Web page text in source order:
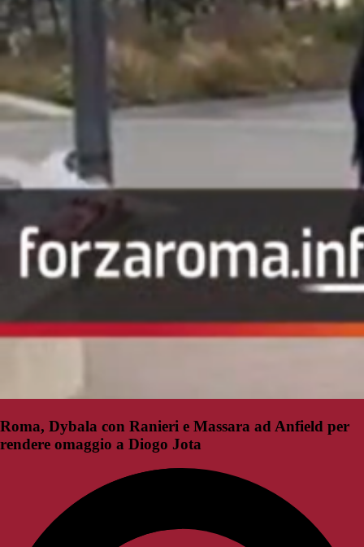
Roma, Dybala con Ranieri e Massara ad Anfield per
rendere omaggio a Diogo Jota